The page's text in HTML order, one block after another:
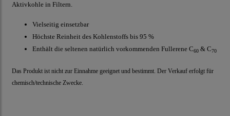
Aktivkohle in Filtern.
Vielseitig einsetzbar
Höchste Reinheit des Kohlenstoffs bis 95 %
Enthält die seltenen natürlich vorkommenden Fullerene C60 & C70
Das Produkt ist nicht zur Einnahme geeignet und bestimmt. Der Verkauf erfolgt für
chemisch/technische Zwecke.